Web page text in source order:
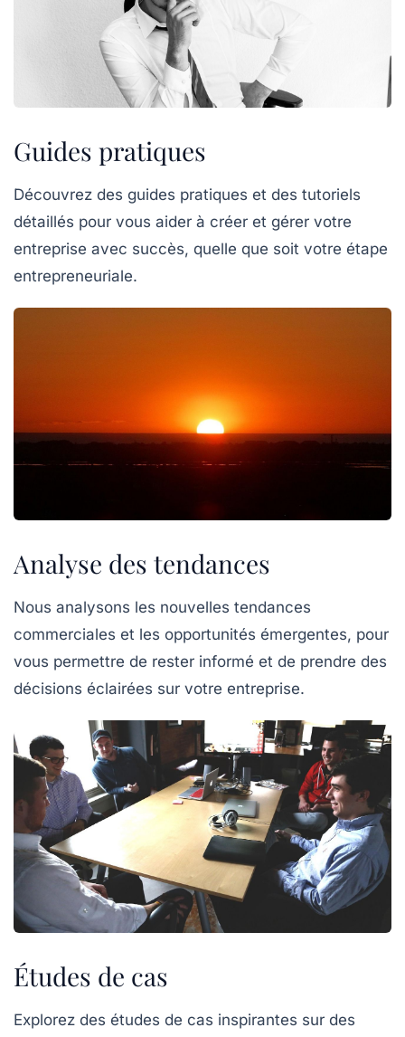
Guides pratiques
Découvrez des guides pratiques et des tutoriels
détaillés pour vous aider à créer et gérer votre
entreprise avec succès, quelle que soit votre étape
entrepreneuriale.
Analyse des tendances
Nous analysons les nouvelles tendances
commerciales et les opportunités émergentes, pour
vous permettre de rester informé et de prendre des
décisions éclairées sur votre entreprise.
Études de cas
Explorez des études de cas inspirantes sur des